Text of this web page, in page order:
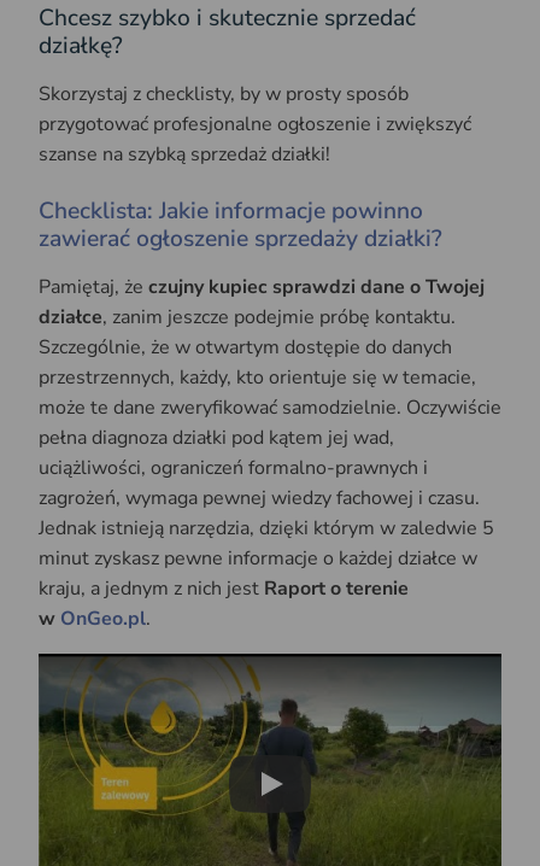
Chcesz szybko i skutecznie sprzedać
działkę?
Skorzystaj z checklisty, by w prosty sposób
przygotować profesjonalne ogłoszenie i zwiększyć
szanse na szybką sprzedaż działki!
Checklista: Jakie informacje powinno
zawierać ogłoszenie sprzedaży działki?
Pamiętaj, że czujny kupiec sprawdzi dane o Twojej
działce, zanim jeszcze podejmie próbę kontaktu.
Szczególnie, że w otwartym dostępie do danych
przestrzennych, każdy, kto orientuje się w temacie,
może te dane zweryfikować samodzielnie. Oczywiście
pełna diagnoza działki pod kątem jej wad,
uciążliwości, ograniczeń formalno-prawnych i
zagrożeń, wymaga pewnej wiedzy fachowej i czasu.
Jednak istnieją narzędzia, dzięki którym w zaledwie 5
minut zyskasz pewne informacje o każdej działce w
kraju, a jednym z nich jest Raport o terenie
w OnGeo.pl.
Play